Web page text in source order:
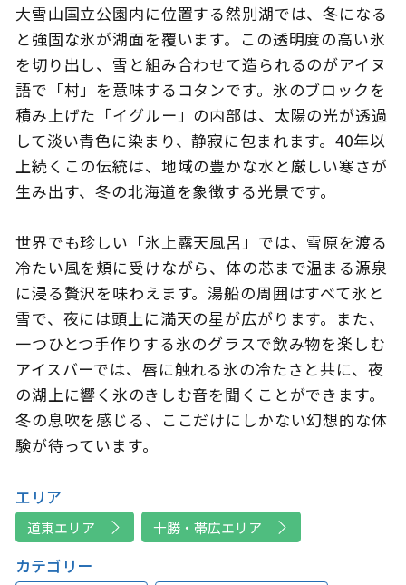
このサイトについて 観光資料
動画ライブラリー フォトライブラリー
お問い合わせ
Languages
大雪山国立公園内に位置する然別湖では、冬になる
と強固な氷が湖面を覆います。この透明度の高い氷
を切り出し、雪と組み合わせて造られるのがアイヌ
語で「村」を意味するコタンです。氷のブロックを
積み上げた「イグルー」の内部は、太陽の光が透過
して淡い青色に染まり、静寂に包まれます。40年以
上続くこの伝統は、地域の豊かな水と厳しい寒さが
生み出す、冬の北海道を象徴する光景です。
世界でも珍しい「氷上露天風呂」では、雪原を渡る
冷たい風を頬に受けながら、体の芯まで温まる源泉
に浸る贅沢を味わえます。湯船の周囲はすべて氷と
雪で、夜には頭上に満天の星が広がります。また、
一つひとつ手作りする氷のグラスで飲み物を楽しむ
アイスバーでは、唇に触れる氷の冷たさと共に、夜
の湖上に響く氷のきしむ音を聞くことができます。
冬の息吹を感じる、ここだけにしかない幻想的な体
験が待っています。
エリア
道東エリア 十勝・帯広エリア
カテゴリー